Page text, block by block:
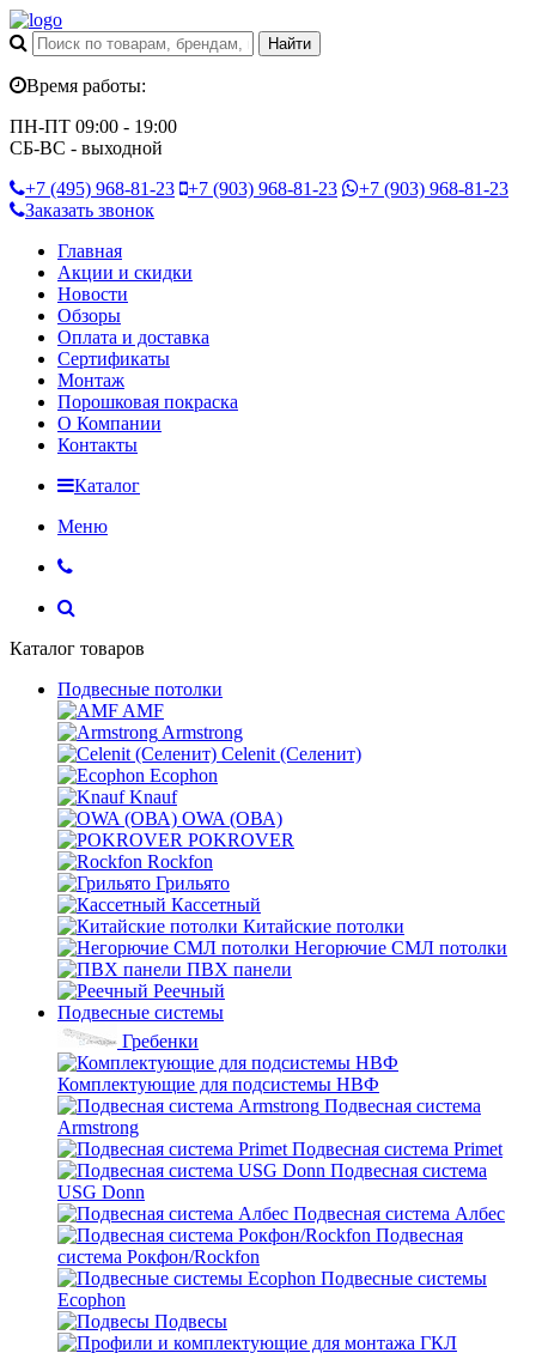
Время работы:
ПН-ПТ 09:00 - 19:00
СБ-ВС - выходной
+7 (495) 968-81-23 +7 (903) 968-81-23 +7 (903) 968-81-23
Заказать звонок
Главная
Акции и скидки
Новости
Обзоры
Оплата и доставка
Сертификаты
Монтаж
Порошковая покраска
О Компании
Контакты
Каталог
Меню
Каталог товаров
Подвесные потолки
AMF
Armstrong
Celenit (Селенит)
Ecophon
Knauf
OWA (ОВА)
POKROVER
Rockfon
Грильято
Кассетный
Китайские потолки
Негорючие СМЛ потолки
ПВХ панели
Реечный
Подвесные системы
Гребенки
Комплектующие для подсистемы НВФ
Подвесная система
Armstrong
Подвесная система Primet
Подвесная система
USG Donn
Подвесная система Албес
Подвесная
система Рокфон/Rockfon
Подвесные системы
Ecophon
Подвесы